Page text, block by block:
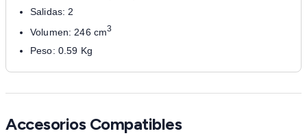
Salidas: 2
Volumen: 246 cm3
Peso: 0.59 Kg
Accesorios Compatibles